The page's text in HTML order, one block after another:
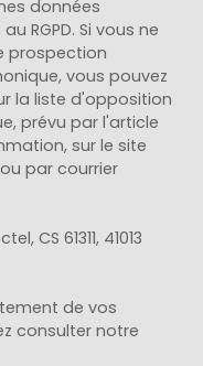
données
RGPD. Si vous ne
prospection
vous pouvez
la liste d'opposition
prévu par l'article
sur le site
par courrier
CS 61311, 41013
de vos
consulter notre